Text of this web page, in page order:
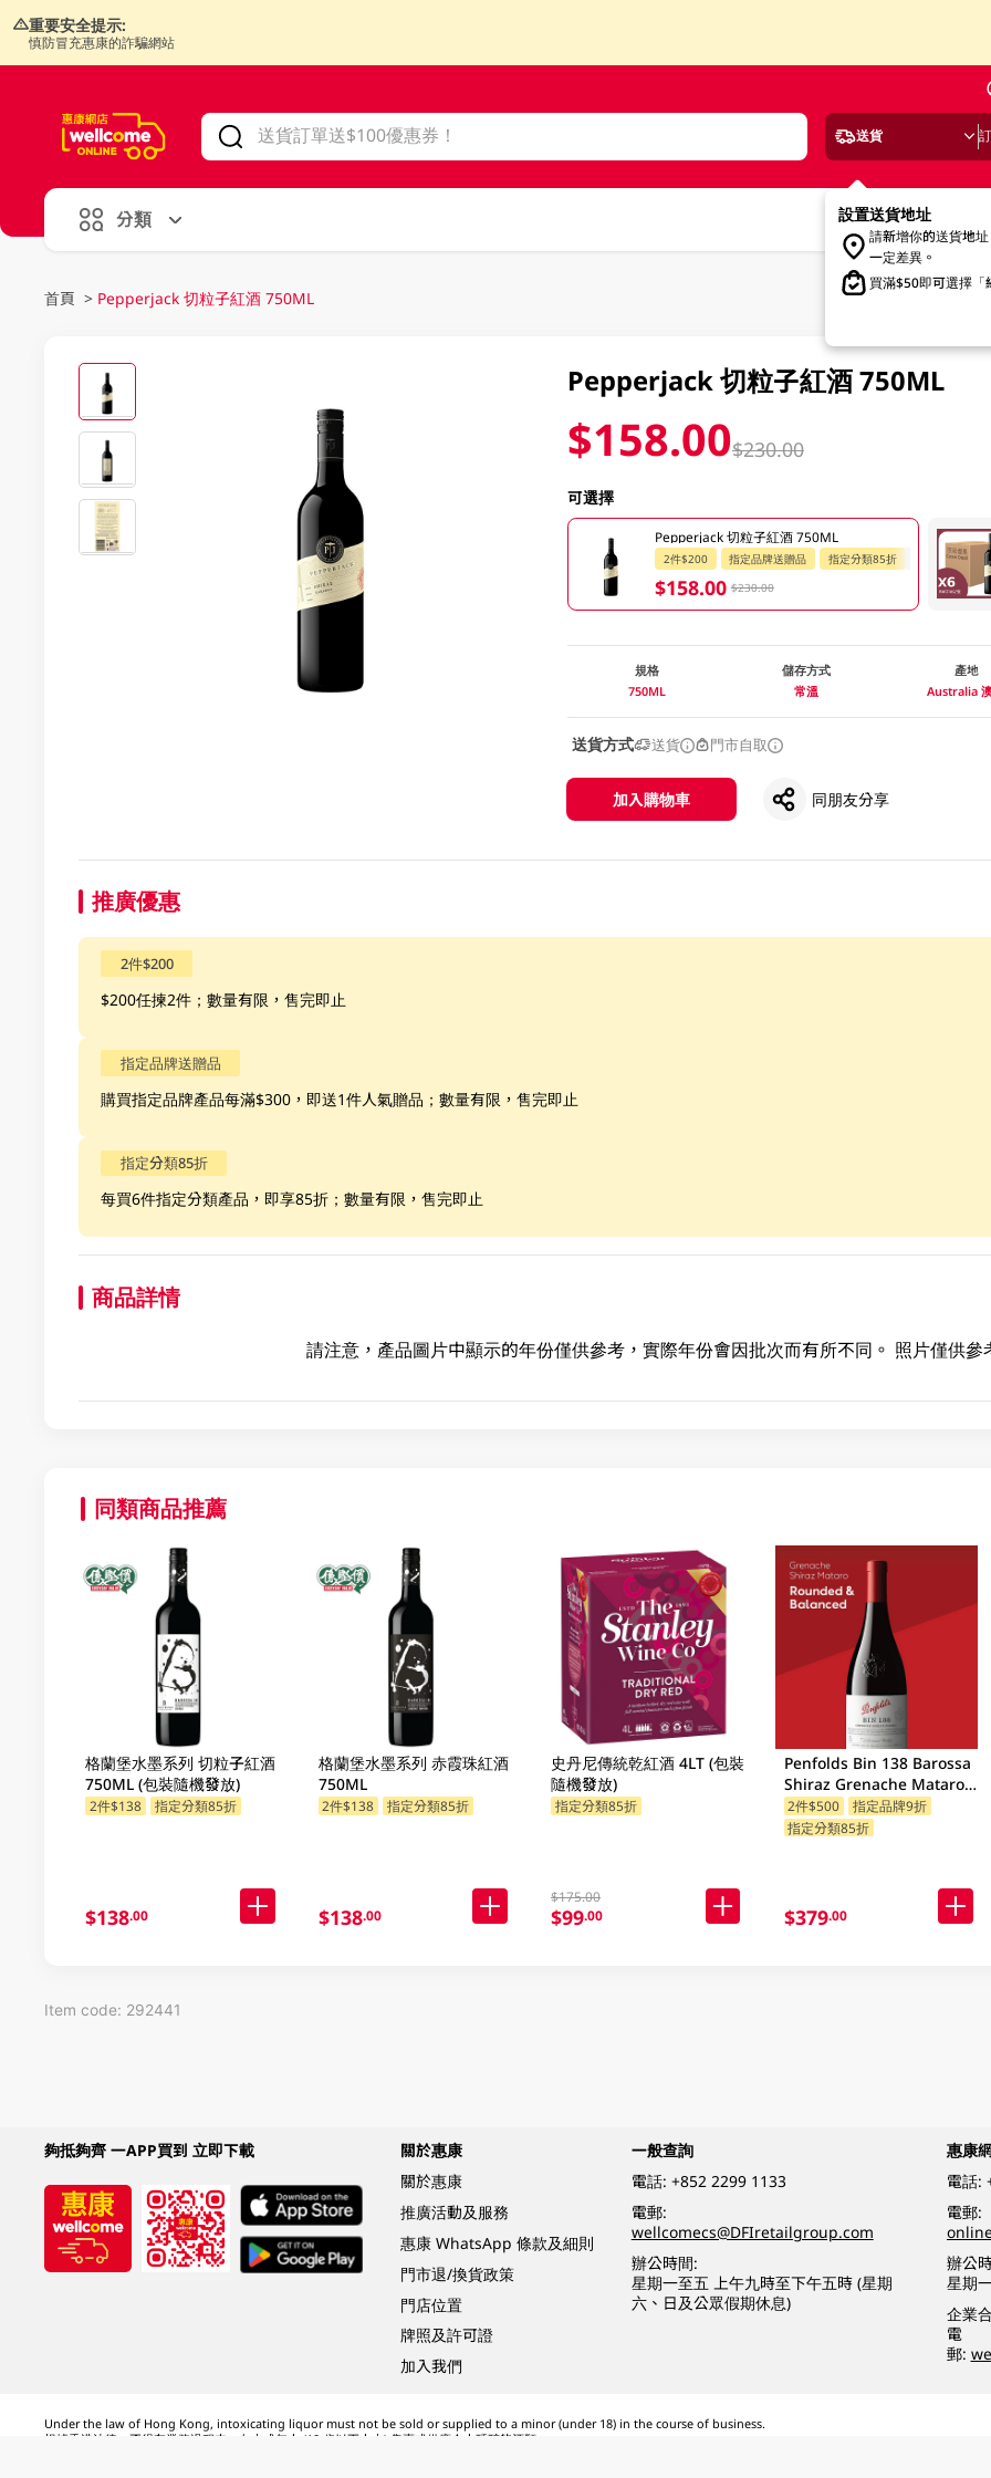
重要安全提示:
慎防冒充惠康的詐騙網站
送貨
設置送貨地址
請新增你的送貨地
一定差異。
買滿$50即可選擇「
分類
首頁 > Pepperjack 切粒子紅酒 750ML
Pepperjack 切粒子紅酒 750ML
$158.00$230.00
可選擇
Pepperjack 切粒子紅酒 750ML
2件$200 指定品牌送贈品 指定分類85折
$158.00 $230.00
規格
750ML
儲存方式
常溫
產地
Australia
送貨方式 送貨 門市自取
加入購物車 同朋友分享
推廣優惠
2件$200
$200任揀2件；數量有限，售完即止
指定品牌送贈品
購買指定品牌產品每滿$300，即送1件人氣贈品；數量有限，售完即止
指定分類85折
每買6件指定分類產品，即享85折；數量有限，售完即止
商品詳情
請注意，產品圖片中顯示的年份僅供參考，實際年份會因批次而有所不同。 照片僅供參
同類商品推薦
格蘭堡水墨系列 切粒子紅酒
750ML (包裝隨機發放)
2件$138 指定分類85折
$138.00
格蘭堡水墨系列 赤霞珠紅酒
750ML
2件$138 指定分類85折
$138.00
史丹尼傳統乾紅酒 4LT (包裝
隨機發放)
指定分類85折
$175.00
$99.00
Penfolds Bin 138 Barossa
Shiraz Grenache Mataro
750ML
2件$500
指定品牌9折
指定分類85折
$379.00
Item code: 292441
夠抵夠齊 一APP買到 立即下載
關於惠康
關於惠康
推廣活動及服務
惠康 WhatsApp 條款及細則
門市退/換貨政策
門店位置
牌照及許可證
加入我們
一般查詢
電話: +852 2299 1133
電郵:
wellcomecs@DFIretailgroup.com
辦公時間:
星期一至五 上午九時至下午五時 (星期
六、日及公眾假期休息)
惠康
電話:
電郵:
辦公
星期
企業
電
郵:
Under the law of Hong Kong, intoxicating liquor must not be sold or supplied to a minor (under 18) in the course of business.
根據香港法律，不得在業務過程中，向未成年人 (18 歲以下人士) 售賣或供應令人醺醉的酒類。